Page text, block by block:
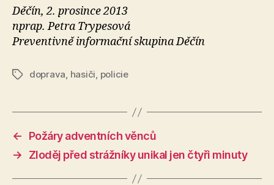
Děčín, 2. prosince 2013
nprap. Petra Trypesová
Preventivně informační skupina Děčín
Štítkydoprava, hasiči, policie
←
Požáry adventních věnců
→
Zloděj před strážníky unikal jen čtyři minuty